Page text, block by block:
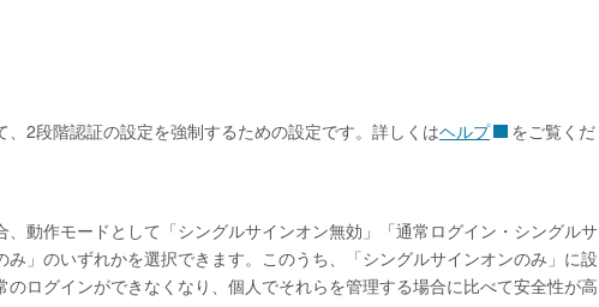
2段階認証の設定を強制するための設定です。詳しくはヘルプ
をご覧くだ
動作モードとして「シングルサインオン無効」「通常ログイン・シングルサ
」のいずれかを選択できます。このうち、「シングルサインオンのみ」に設
ログインができなくなり、個人でそれらを管理する場合に比べて安全性が高